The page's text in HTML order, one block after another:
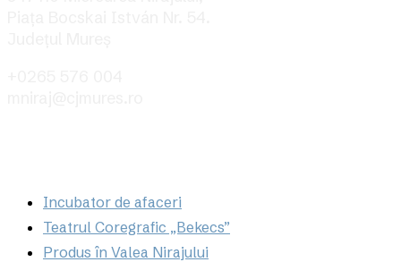
Incubator de afaceri
Teatrul Coregrafic „Bekecs”
Produs în Valea Nirajului